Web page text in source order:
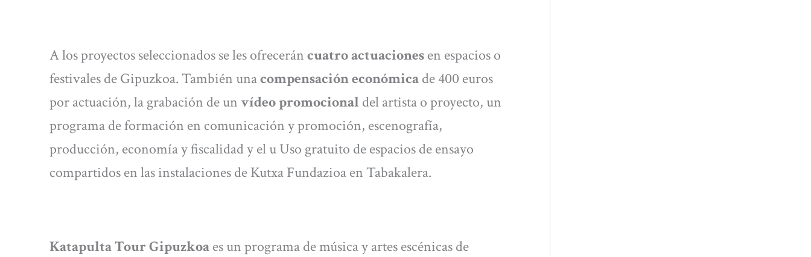
A los proyectos seleccionados se les ofreceráncuatro actuacionesen espacios o
festivales de Gipuzkoa. También unacompensación económicade 400 euros
por actuación, la grabación de unvídeo promocional del artista o proyecto, un
programa de formación en comunicación y promoción, escenografía,
producción, economía y fiscalidad y el u Uso gratuito de espacios de ensayo
compartidos en las instalaciones de Kutxa Fundazioa en Tabakalera.
Katapulta Tour Gipuzkoaes un programa de música y artes escénicas de